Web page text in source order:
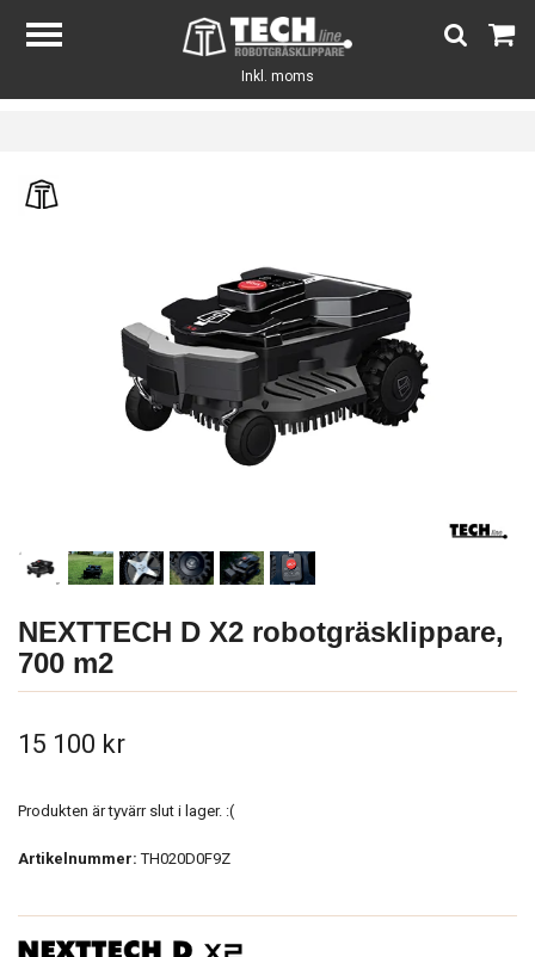
Inkl. moms
NEXTTECH D X2 robotgräsklippare,
700 m2
15 100 kr
Produkten är tyvärr slut i lager. :(
Artikelnummer: TH020D0F9Z